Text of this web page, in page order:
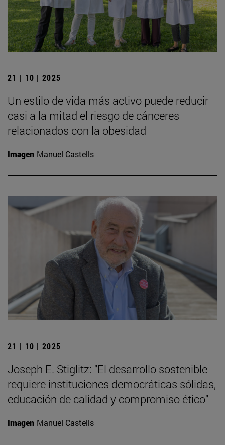
21 | 10 | 2025
Un estilo de vida más activo puede reducir
casi a la mitad el riesgo de cánceres
relacionados con la obesidad
Imagen Manuel Castells
21 | 10 | 2025
Joseph E. Stiglitz: "El desarrollo sostenible
requiere instituciones democráticas sólidas,
educación de calidad y compromiso ético"
Imagen Manuel Castells